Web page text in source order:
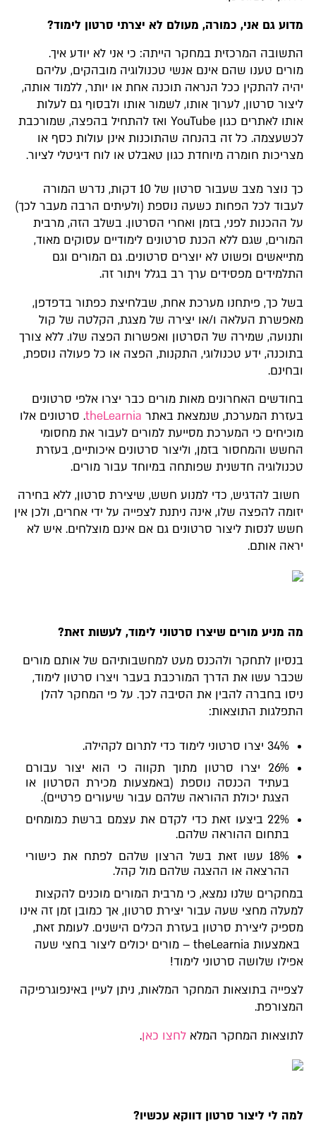
מדוע גם אני, כמורה, מעולם לא יצרתי סרטון לימוד?
התשובה המרכזית במחקר הייתה: כי אני לא יודע איך.
מורים טענו שהם אינם אנשי טכנולוגיה מובהקים, עליהם
יהיה להתקין ככל הנראה תוכנה אחת או יותר, ללמוד אותה,
ליצור סרטון, לערוך אותו, לשמור אותו ולבסוף גם לעלות
אותו לאתרים כגון YouTube ואז להתחיל בהפצה, שמורכבת
לכשעצמה. כל זה בהנחה שהתוכנות אינן עולות כסף או
מצריכות חומרה מיוחדת כגון טאבלט או לוח דיגיטלי לציור.
כך נוצר מצב שעבור סרטון של 10 דקות, נדרש המורה
לעבוד לכל הפחות כשעה נוספת (ולעיתים הרבה מעבר לכך)
על ההכנות לפני, בזמן ואחרי הסרטון. בשלב הזה, מרבית
המורים, שגם ללא הכנת סרטונים לימודיים עסוקים מאוד,
מתייאשים ופשוט לא יוצרים סרטונים. גם המורים וגם
התלמידים מפסידים ערך רב בגלל ויתור זה.
בשל כך, פיתחנו מערכת אחת, שבלחיצת כפתור בדפדפן,
מאפשרת העלאה ו/או יצירה של מצגת, הקלטה של קול
ותנועה, שמירה של הסרטון ואפשרות הפצה שלו. ללא צורך
בתוכנה, ידע טכנולוגי, התקנות, הפצה או כל פעולה נוספת,
ובחינם.
בחודשים האחרונים מאות מורים כבר יצרו אלפי סרטונים
בעזרת המערכת, שנמצאת באתר theLearnia. סרטונים אלו
מוכיחים כי המערכת מסייעת למורים לעבור את מחסומי
החשש והמחסור בזמן, וליצור סרטונים איכותיים, בעזרת
טכנולוגיה חדשנית שפותחה במיוחד עבור מורים.
חשוב להדגיש, כדי למנוע חשש, שיצירת סרטון, ללא בחירה
יזומה להפצה שלו, אינה ניתנת לצפייה על ידי אחרים, ולכן אין
חשש לנסות ליצור סרטונים גם אם אינם מוצלחים. איש לא
יראה אותם.
מה מניע מורים שיצרו סרטוני לימוד, לעשות זאת?
בנסיון לתחקר ולהכנס מעט למחשבותיהם של אותם מורים
שכבר עשו את הדרך המורכבת בעבר ויצרו סרטון לימוד,
ניסו בחברה להבין את הסיבה לכך. על פי המחקר להלן
התפלגות התוצאות:
34% יצרו סרטוני לימוד כדי לתרום לקהילה.
26% יצרו סרטון מתוך תקווה כי הוא יצור עבורם
בעתיד הכנסה נוספת (באמצעות מכירת הסרטון או
הצגת יכולת ההוראה שלהם עבור שיעורים פרטיים).
22% ביצעו זאת כדי לקדם את עצמם ברשת כמומחים
בתחום ההוראה שלהם.
18% עשו זאת בשל הרצון שלהם לפתח את כישורי
ההרצאה או ההצגה שלהם מול קהל.
במחקרים שלנו נמצא, כי מרבית המורים מוכנים להקצות
למעלה מחצי שעה עבור יצירת סרטון, אך כמובן זמן זה אינו
מספיק ליצירת סרטון בעזרת הכלים הישנים. לעומת זאת,
באמצעות theLearnia – מורים יכולים ליצור בחצי שעה
אפילו שלושה סרטוני לימוד!
לצפייה בתוצאות המחקר המלאות, ניתן לעיין באינפוגרפיקה
המצורפת.
לתוצאות המחקר המלא לחצו כאן.
למה לי ליצור סרטון דווקא עכשיו?